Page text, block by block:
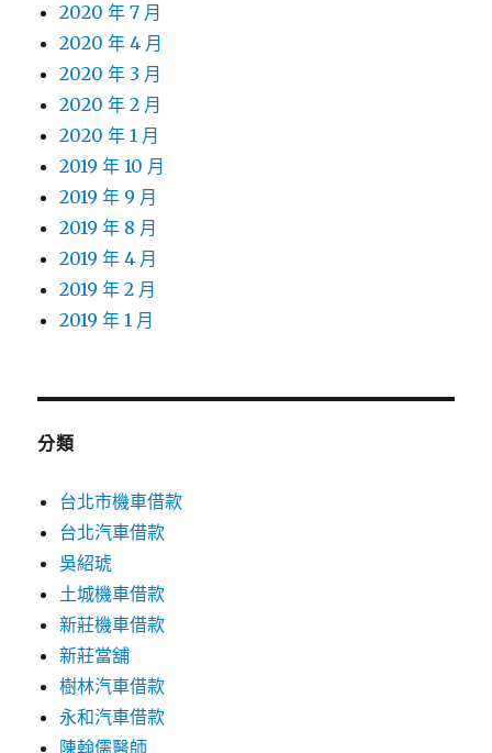
2020 年 7 月
2020 年 4 月
2020 年 3 月
2020 年 2 月
2020 年 1 月
2019 年 10 月
2019 年 9 月
2019 年 8 月
2019 年 4 月
2019 年 2 月
2019 年 1 月
分類
台北市機車借款
台北汽車借款
吳紹琥
土城機車借款
新莊機車借款
新莊當舖
樹林汽車借款
永和汽車借款
陳翰儒醫師